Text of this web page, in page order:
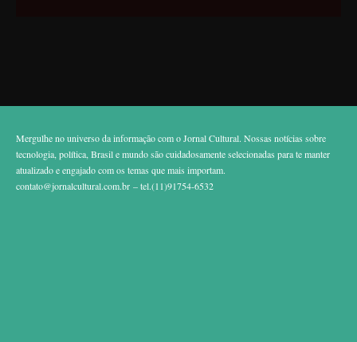
Mergulhe no universo da informação com o Jornal Cultural. Nossas notícias sobre
tecnologia, política, Brasil e mundo são cuidadosamente selecionadas para te manter
atualizado e engajado com os temas que mais importam.
contato@jornalcultural.com.br – tel.(11)91754-6532